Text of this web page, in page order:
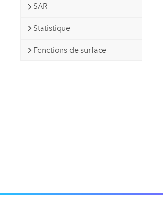
SAR
Statistique
Fonctions de surface